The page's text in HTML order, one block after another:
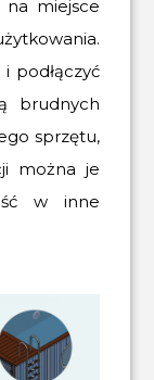
miejsce
podłączyć
brudnych
sprzętu,
można je
w inne